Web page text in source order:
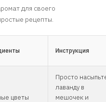
для своего
рецепты.
Инструкция
цветы
Просто
лаванду в
мешочек и